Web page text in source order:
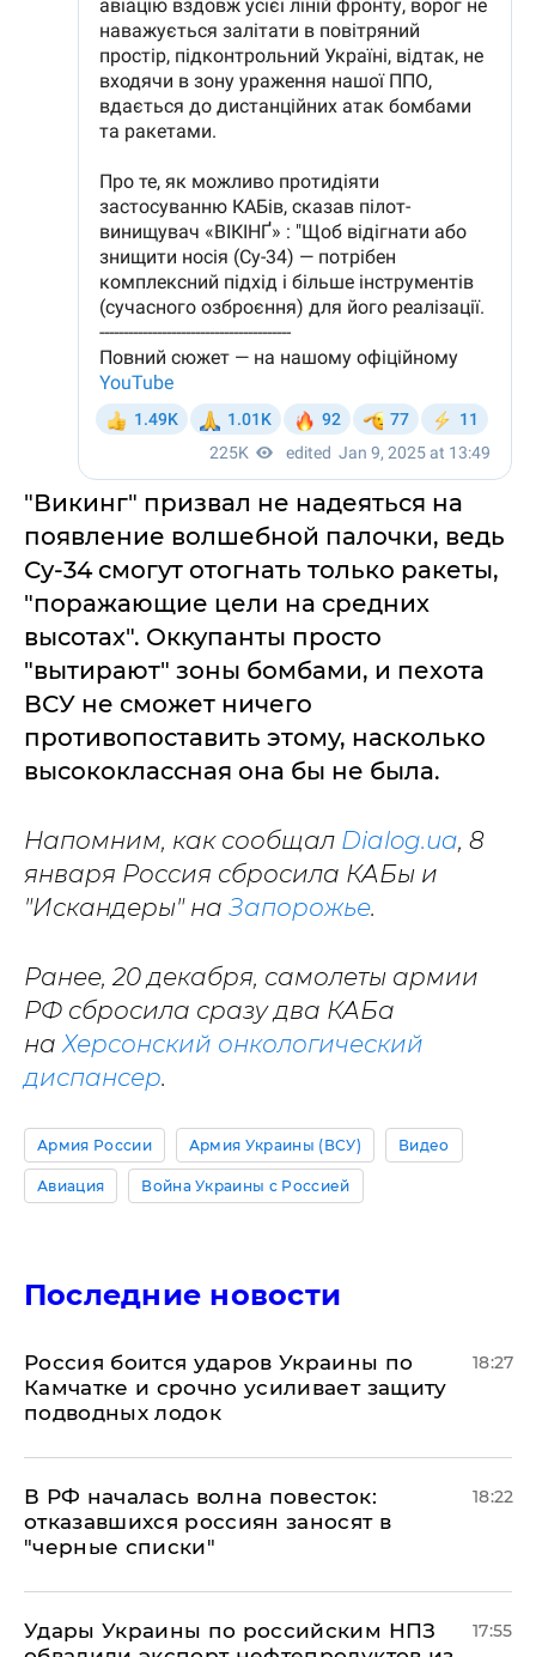
"Викинг" призвал не надеяться на
появление волшебной палочки, ведь
Су-34 смогут отогнать только ракеты,
"поражающие цели на средних
высотах". Оккупанты просто
"вытирают" зоны бомбами, и пехота
ВСУ не сможет ничего
противопоставить этому, насколько
высококлассная она бы не была.
Напомним, как сообщал Dialog.ua, 8
января Россия сбросила КАБы и
"Искандеры" на Запорожье.
Ранее, 20 декабря, самолеты армии
РФ сбросила сразу два КАБа
наХерсонский онкологический
диспансер.
Армия России Армия Украины (ВСУ) Видео
Авиация Война Украины с Россией
Последние новости
Россия боится ударов Украины по
Камчатке и срочно усиливает защиту
подводных лодок
18:27
​В РФ началась волна повесток:
отказавшихся россиян заносят в
"черные списки"
18:22
Удары Украины по российским НПЗ
17:55